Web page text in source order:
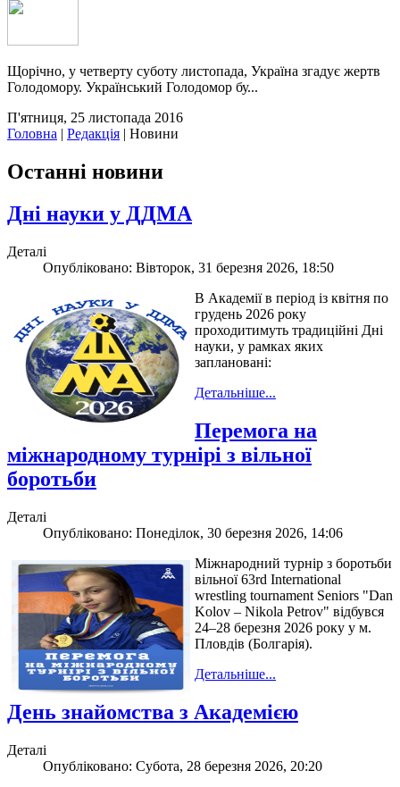
Щорічно, у четверту суботу листопада, Україна згадує жертв
Голодомору. Український Голодомор бу...
П'ятниця, 25 листопада 2016
Головна | Редакція | Новини
Останні новини
Дні науки у ДДМА
Деталі
Опубліковано: Вівторок, 31 березня 2026, 18:50
В Академії в період із квітня по
грудень 2026 року
проходитимуть традиційні Дні
науки, у рамках яких
заплановані:
Детальніше...
Перемога на
міжнародному турнірі з вільної
боротьби
Деталі
Опубліковано: Понеділок, 30 березня 2026, 14:06
Міжнародний турнір з боротьби
вільної 63rd International
wrestling tournament Seniors "Dan
Kolov – Nikola Petrov" відбувся
24–28 березня 2026 року у м.
Пловдів (Болгарія).
Детальніше...
День знайомства з Академією
Деталі
Опубліковано: Субота, 28 березня 2026, 20:20